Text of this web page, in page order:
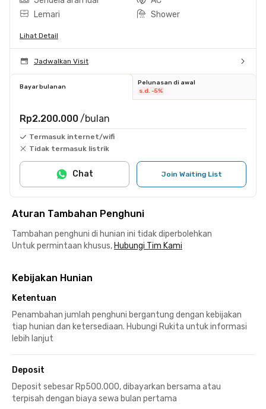
Lemari
Shower
Lihat Detail
Jadwalkan Visit
Bayar bulanan
Pelunasan di awal
s.d. -5%
Rp2.200.000 /bulan
Termasuk internet/wifi
Tidak termasuk listrik
Join Waiting List
Chat
Aturan Tambahan Penghuni
Tambahan penghuni di hunian ini tidak diperbolehkan
Untuk permintaan khusus, Hubungi Tim Kami
Kebijakan Hunian
Ketentuan
Penambahan jumlah penghuni bergantung dengan kebijakan
tiap hunian dan ketersediaan. Hubungi Rukita untuk informasi
lebih lanjut
Deposit
Deposit sebesar Rp500.000, dibayarkan bersama atau
terpisah dengan biaya sewa bulan pertama